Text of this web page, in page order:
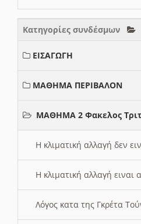
Κατηγορίες συνδέσμων
ΕΙΣΑΓΩΓΗ
ΜΑΘΗΜΑ ΠΕΡΙΒΑΛΟΝ
ΜΑΘΗΜΑ 2 Φακελος
Η κλιματική αλλαγή δεν
Η κλιματική αλλαγή ειναι
Λόγος κατα της Γκρέτα